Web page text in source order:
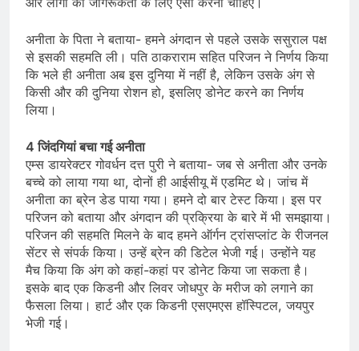
अनीता के पिता ने बताया- हमने अंगदान से पहले उसके ससुराल पक्ष
से इसकी सहमति ली। पति ठाकराराम सहित परिजन ने निर्णय किया
कि भले ही अनीता अब इस दुनिया में नहीं है, लेकिन उसके अंग से
किसी और की दुनिया रोशन हो, इसलिए डोनेट करने का निर्णय
लिया।
4 जिंदगियां बचा गई अनीता
एम्स डायरेक्टर गोवर्धन दत्त पुरी ने बताया- जब से अनीता और उनके
बच्चे को लाया गया था, दोनों ही आईसीयू में एडमिट थे। जांच में
अनीता का ब्रेन डेड पाया गया। हमने दो बार टेस्ट किया। इस पर
परिजन को बताया और अंगदान की प्रक्रिया के बारे में भी समझाया।
परिजन की सहमति मिलने के बाद हमने ऑर्गन ट्रांसप्लांट के रीजनल
सेंटर से संपर्क किया। उन्हें ब्रेन की डिटेल भेजी गई। उन्होंने यह
मैच किया कि अंग को कहां-कहां पर डोनेट किया जा सकता है।
इसके बाद एक किडनी और लिवर जोधपुर के मरीज को लगाने का
फैसला लिया। हार्ट और एक किडनी एसएमएस हॉस्पिटल, जयपुर
भेजी गई।